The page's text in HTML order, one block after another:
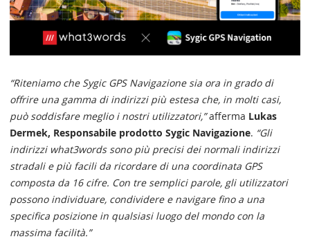
“Riteniamo che Sygic GPS Navigazione sia ora in grado di
offrire una gamma di indirizzi più estesa che, in molti casi,
può soddisfare meglio i nostri utilizzatori,”afferma Lukas
Dermek, Responsabile prodotto Sygic Navigazione. “Gli
indirizzi what3words sono più precisi dei normali indirizzi
stradali e più facili da ricordare di una coordinata GPS
composta da 16 cifre. Con tre semplici parole, gli utilizzatori
possono individuare, condividere e navigare fino a una
specifica posizione in qualsiasi luogo del mondo con la
massima facilità.”